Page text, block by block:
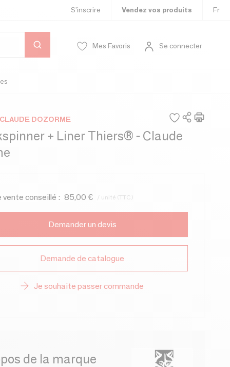
S’inscrire Vendez vos produits Fr
Mes Favoris Se connecter
DOZORME
+ Liner Thiers® - Claude
vente conseillé : 85,00 € / unité (TTC)
Demander un devis
Demande de catalogue
Je souhaite passer commande
de la marque